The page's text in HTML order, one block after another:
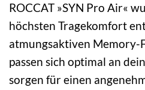
ROCCAT »SYN Pro Air«
höchsten Tragekomfort
atmungsaktiven Memory-
passen sich optimal an
sorgen für einen